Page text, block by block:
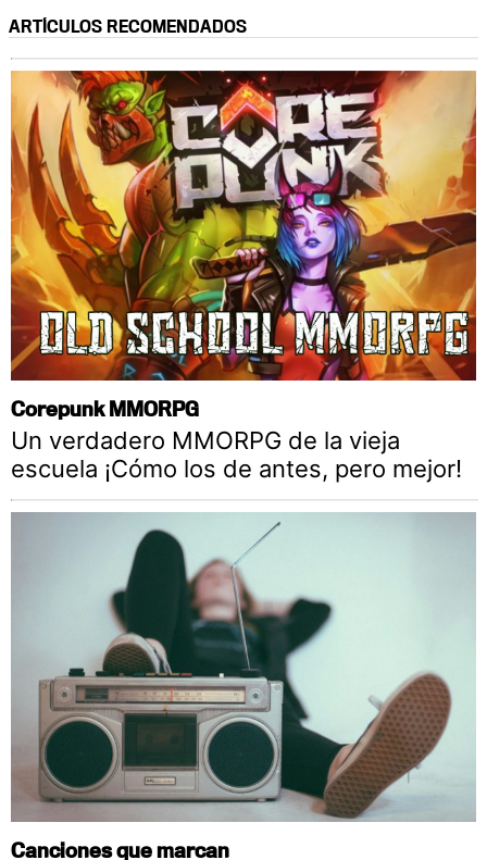
ARTÍCULOS RECOMENDADOS
Corepunk MMORPG
Un verdadero MMORPG de la vieja
escuela ¡Cómo los de antes, pero mejor!
Canciones que marcan